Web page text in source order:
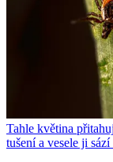
Tahle květina
tušení a vesele ji sází